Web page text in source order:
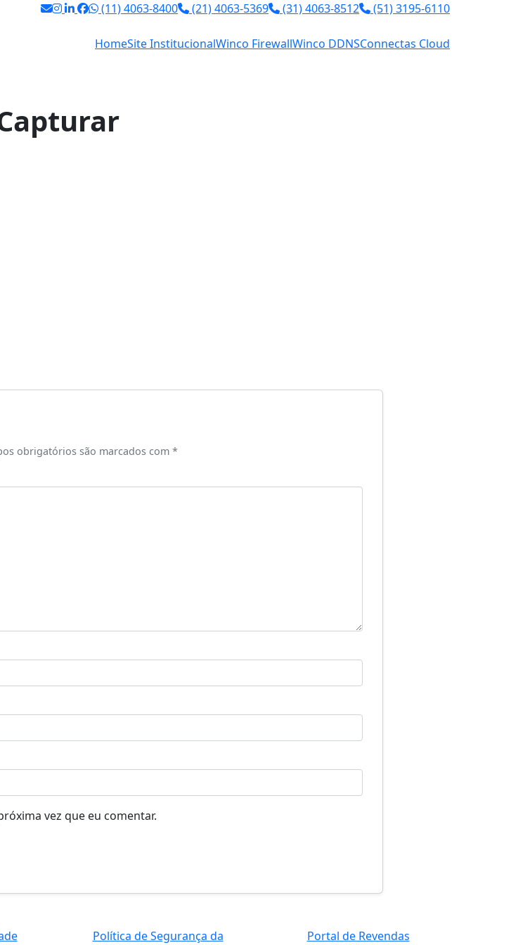
(11) 4063-8400 (21) 4063-5369 (31) 4063-8512
(51) 3195-6110
HomeSite InstitucionalWinco FirewallWinco DDNSConnectas Cloud
obrigatórios são marcados com *
vez que eu comentar.
Política de Segurança da
Portal de Revendas